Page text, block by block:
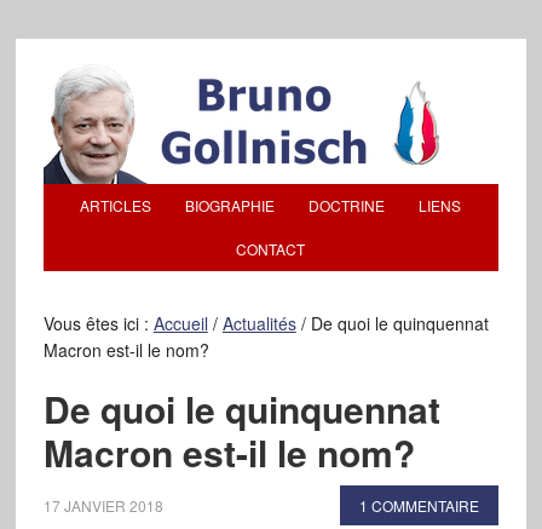
ARTICLES BIOGRAPHIE DOCTRINE LIENS
CONTACT
Vous êtes ici : Accueil / Actualités /De quoi le quinquennat
Macron est-il le nom?
De quoi le quinquennat
Macron est-il le nom?
17 JANVIER 2018 1 COMMENTAIRE